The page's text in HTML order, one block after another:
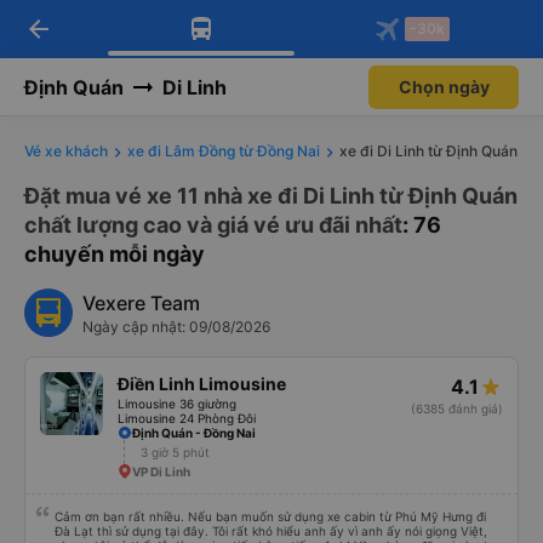
Tải app Vexere ngay!
Nhận ưu đãi thành viên độc
Mở app
Tải app Vexere
-30k/ghế khi đặt vé máy bay qua
Mở app
arrow_back -30k
Định Quán Di Linh Chọn ngày
Vé xe khách xe đi Lâm Đồng từ Đồng Nai xe đi Di Linh từ Định Quán
Đặt mua vé xe 11 nhà xe đi Di Linh từ Định Quán
chất lượng cao và giá vé ưu đãi nhất: 76
chuyến mỗi ngày
Vexere Team
Ngày cập nhật: 09/08/2026
Điền Linh Limousine
Limousine 36 giường
Limousine 24 Phòng Đôi
4.1
(6385 đánh giá)
Định Quán - Đồng Nai
3 giờ 5 phút
VP Di Linh
Cảm ơn bạn rất nhiều. Nếu bạn muốn sử dụng xe cabin từ Phú Mỹ Hưng đi
Đà Lạt thì sử dụng tại đây. Tôi rất khó hiểu anh ấy vì anh ấy nói giọng Việt,